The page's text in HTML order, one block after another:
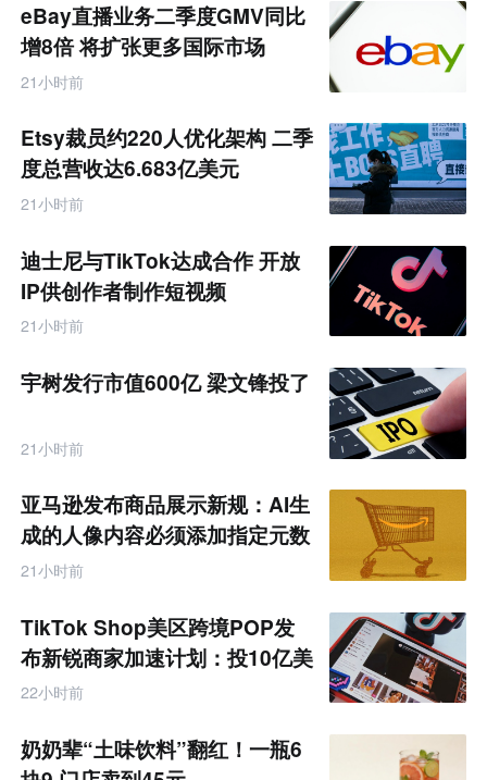
eBay直播业务二季度GMV同比
增8倍 将扩张更多国际市场
21小时前
Etsy裁员约220人优化架构 二季
度总营收达6.683亿美元
21小时前
迪士尼与TikTok达成合作 开放
IP供创作者制作短视频
21小时前
宇树发行市值600亿 梁文锋投了
21小时前
亚马逊发布商品展示新规：AI生
成的人像内容必须添加指定元数
据
21小时前
TikTok Shop美区跨境POP发
布新锐商家加速计划：投10亿美
金资源帮扶四类商家
22小时前
奶奶辈“土味饮料”翻红！一瓶6